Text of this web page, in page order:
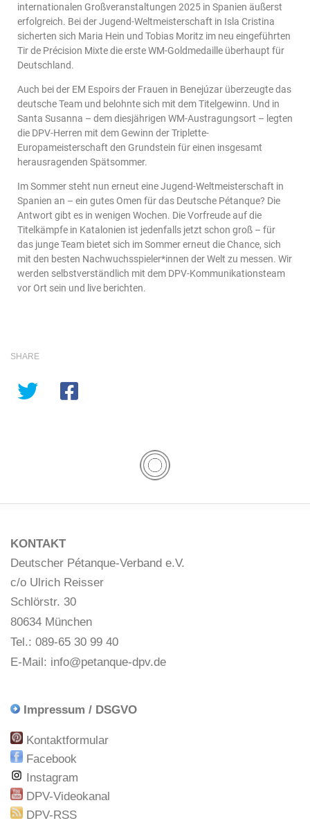
internationalen Großveranstaltungen 2025 in Spanien äußerst
erfolgreich. Bei der Jugend-Weltmeisterschaft in Isla Cristina
sicherten sich Maria Hein und Tobias Moritz im neu eingeführten
Tir de Précision Mixte die erste WM-Goldmedaille überhaupt für
Deutschland.
Auch bei der EM Espoirs der Frauen in Benejúzar überzeugte das
deutsche Team und belohnte sich mit dem Titelgewinn. Und in
Santa Susanna – dem diesjährigen WM-Austragungsort – legten
die DPV-Herren mit dem Gewinn der Triplette-
Europameisterschaft den Grundstein für einen insgesamt
herausragenden Spätsommer.
Im Sommer steht nun erneut eine Jugend-Weltmeisterschaft in
Spanien an – ein gutes Omen für das Deutsche Pétanque? Die
Antwort gibt es in wenigen Wochen. Die Vorfreude auf die
Titelkämpfe in Katalonien ist jedenfalls jetzt schon groß – für
das junge Team bietet sich im Sommer erneut die Chance, sich
mit den besten Nachwuchsspieler*innen der Welt zu messen. Wir
werden selbstverständlich mit dem DPV-Kommunikationsteam
vor Ort sein und live berichten.
SHARE
KONTAKT
Deutscher Pétanque-Verband e.V.
c/o Ulrich Reisser
Schlörstr. 30
80634 München
Tel.: 089-65 30 99 40
E-Mail: info@petanque-dpv.de
Impressum / DSGVO
Kontaktformular
Facebook
Instagram
DPV-Videokanal
DPV-RSS